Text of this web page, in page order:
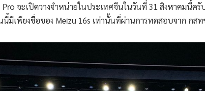
Pro จะเปิดวางจำหน่ายในประเทศจีนในวันที่ 31 สิงหาคมนี้ค
นี้มีเพียงชื่อของ Meizu 16s เท่านั้นที่ผ่านการทดสอบจาก กสท